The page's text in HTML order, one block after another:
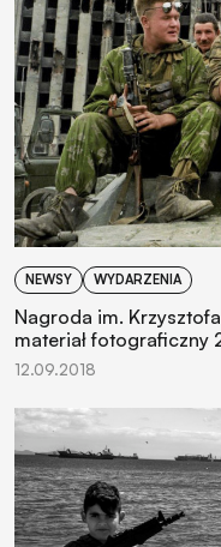
NEWSY WYDARZENIA
Nagroda im.
materiał fotograficzny
12.09.2018